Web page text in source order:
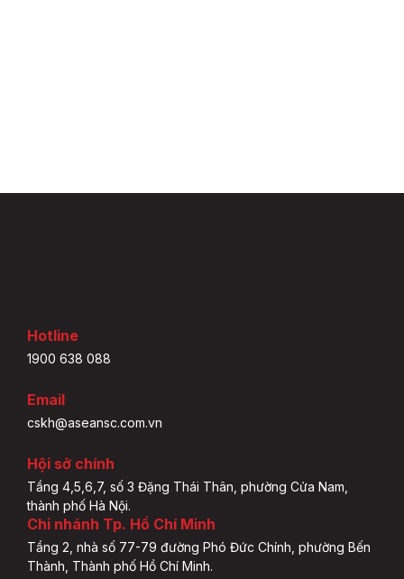
Hotline
1900 638 088
Email
cskh@aseansc.com.vn
Hội sở chính
Tầng 4,5,6,7, số 3 Đặng Thái Thân, phường Cửa Nam,
thành phố Hà Nội.
Chi nhánh Tp. Hồ Chí Minh
Tầng 2, nhà số 77-79 đường Phó Đức Chính, phường Bến
Thành, Thành phố Hồ Chí Minh.